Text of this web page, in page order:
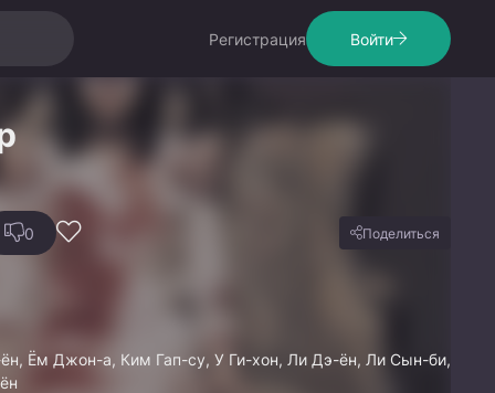
Регистрация Войти
0 Поделиться
Ём Джон-а, Ким Гап-су, У Ги-хон, Ли Дэ-ён, Ли Сын-би,